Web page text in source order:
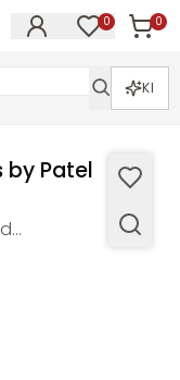
0 0
KI
by Patel